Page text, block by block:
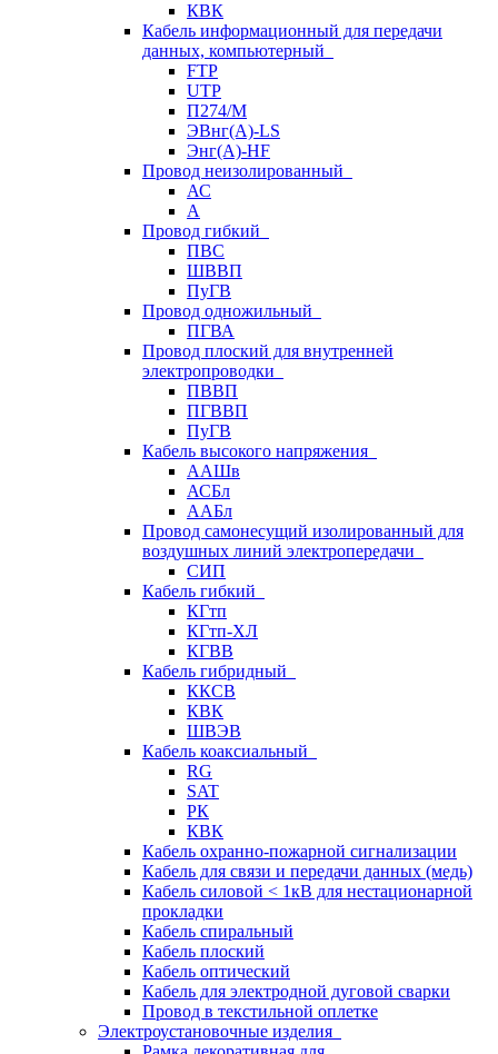
КВК
Кабель информационный для передачи
данных, компьютерный
FTP
UTP
П274/М
ЭВнг(А)-LS
Энг(А)-HF
Провод неизолированный
АС
А
Провод гибкий
ПВС
ШВВП
ПуГВ
Провод одножильный
ПГВА
Провод плоский для внутренней
электропроводки
ПВВП
ПГВВП
ПуГВ
Кабель высокого напряжения
ААШв
АСБл
ААБл
Провод самонесущий изолированный для
воздушных линий электропередачи
СИП
Кабель гибкий
КГтп
КГтп-ХЛ
КГВВ
Кабель гибридный
ККСВ
КВК
ШВЭВ
Кабель коаксиальный
RG
SAT
РК
КВК
Кабель охранно-пожарной сигнализации
Кабель для связи и передачи данных (медь)
Кабель силовой < 1кВ для нестационарной
прокладки
Кабель спиральный
Кабель плоский
Кабель оптический
Кабель для электродной дуговой сварки
Провод в текстильной оплетке
Электроустановочные изделия